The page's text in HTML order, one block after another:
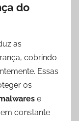
do
as
cobrindo
Essas
os
e
constante